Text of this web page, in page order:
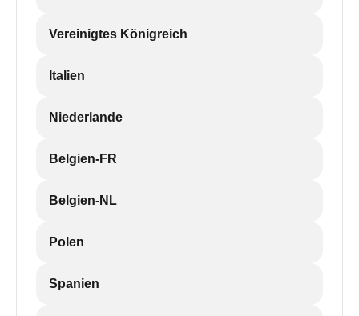
Vereinigtes Königreich
Italien
Niederlande
Belgien-FR
Belgien-NL
Polen
Spanien